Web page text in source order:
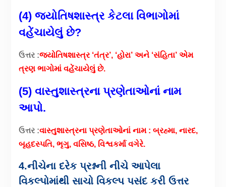
(4) જ્યોતિષશાસ્ત્ર કેટલા વિભાગોમાં
વહેંચાયેલું છે?
ઉત્તર :જ્યોતિષશાસ્ત્ર ‘તંત્ર’, ‘હોરા’ અને ‘સંહિતા’ એમ
ત્રણ ભાગોમાં વહેંચાયેલું છે.
(5) વાસ્તુશાસ્ત્રના પ્રણેતાઓનાં નામ
આપો.
ઉત્તર :વાસ્તુશાસ્ત્રના પ્રણેતાઓનાં નામ : બ્રહ્મા, નારદ,
બૃહદસ્પતિ, ભૃગુ, વસિષ્ઠ, વિશ્વકર્મા વગેરે.
4.નીચેના દરેક પ્રશ્નની નીચે આપેલા
વિકલ્પોમાંથી સાચો વિકલ્પ પસંદ કરી ઉત્તર